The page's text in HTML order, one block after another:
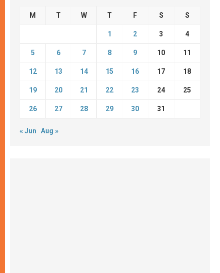
M T W T F S S
1 2 3 4
5 6 7 8 9 10 11
12 13 14 15 16 17 18
19 20 21 22 23 24 25
26 27 28 29 30 31
« Jun Aug »